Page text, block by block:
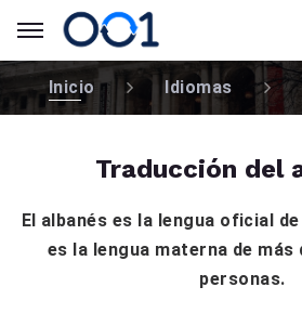
Inicio Idiomas
Traducción del
El albanés es la lengua oficial
es la lengua materna de más
personas.